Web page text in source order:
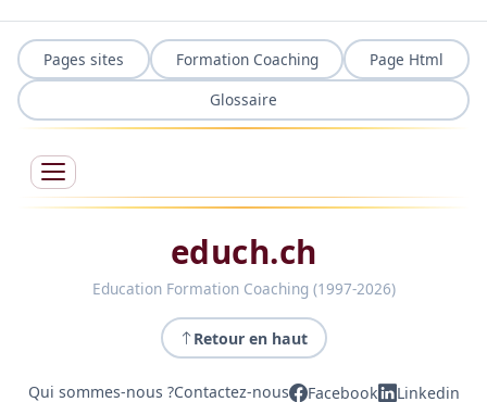
Pages sites Formation Coaching
Page Html
Glossaire
educh.ch
Education Formation Coaching (1997-2026)
Retour en haut
Qui sommes-nous ?Contactez-nous Facebook Linkedin